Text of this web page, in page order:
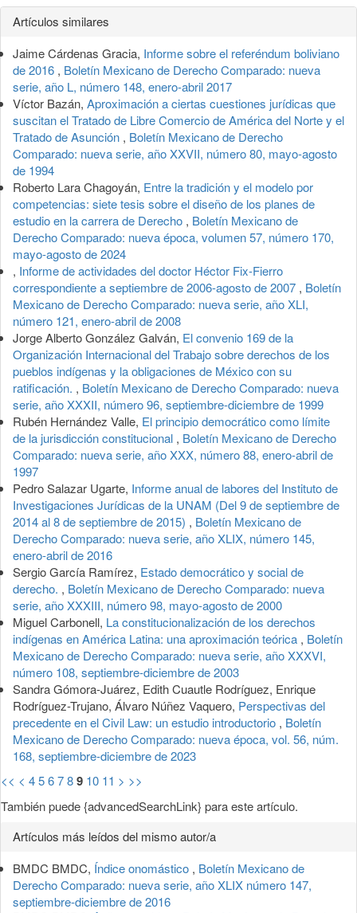
Detalles
del
artículo
Artículos similares
Jaime Cárdenas Gracia, Informe sobre el referéndum boliviano
de 2016 , Boletín Mexicano de Derecho Comparado: nueva
serie, año L, número 148, enero-abril 2017
Víctor Bazán, Aproximación a ciertas cuestiones jurídicas que
suscitan el Tratado de Libre Comercio de América del Norte y el
Tratado de Asunción , Boletín Mexicano de Derecho
Comparado: nueva serie, año XXVII, número 80, mayo-agosto
de 1994
Roberto Lara Chagoyán, Entre la tradición y el modelo por
competencias: siete tesis sobre el diseño de los planes de
estudio en la carrera de Derecho , Boletín Mexicano de
Derecho Comparado: nueva época, volumen 57, número 170,
mayo-agosto de 2024
, Informe de actividades del doctor Héctor Fix-Fierro
correspondiente a septiembre de 2006-agosto de 2007 , Boletín
Mexicano de Derecho Comparado: nueva serie, año XLI,
número 121, enero-abril de 2008
Jorge Alberto González Galván, El convenio 169 de la
Organización Internacional del Trabajo sobre derechos de los
pueblos indígenas y la obligaciones de México con su
ratificación. , Boletín Mexicano de Derecho Comparado: nueva
serie, año XXXII, número 96, septiembre-diciembre de 1999
Rubén Hernández Valle, El principio democrático como límite
de la jurisdicción constitucional , Boletín Mexicano de Derecho
Comparado: nueva serie, año XXX, número 88, enero-abril de
1997
Pedro Salazar Ugarte, Informe anual de labores del Instituto de
Investigaciones Jurídicas de la UNAM (Del 9 de septiembre de
2014 al 8 de septiembre de 2015) , Boletín Mexicano de
Derecho Comparado: nueva serie, año XLIX, número 145,
enero-abril de 2016
Sergio García Ramírez, Estado democrático y social de
derecho. , Boletín Mexicano de Derecho Comparado: nueva
serie, año XXXIII, número 98, mayo-agosto de 2000
Miguel Carbonell, La constitucionalización de los derechos
indígenas en América Latina: una aproximación teórica , Boletín
Mexicano de Derecho Comparado: nueva serie, año XXXVI,
número 108, septiembre-diciembre de 2003
Sandra Gómora-Juárez, Edith Cuautle Rodríguez, Enrique
Rodríguez-Trujano, Álvaro Núñez Vaquero, Perspectivas del
precedente en el Civil Law: un estudio introductorio , Boletín
Mexicano de Derecho Comparado: nueva época, vol. 56, núm.
168, septiembre-diciembre de 2023
<< < 456789 10 11 > >>
También puede {advancedSearchLink} para este artículo.
Artículos más leídos del mismo autor/a
BMDC BMDC, Índice onomástico , Boletín Mexicano de
Derecho Comparado: nueva serie, año XLIX número 147,
septiembre-diciembre de 2016